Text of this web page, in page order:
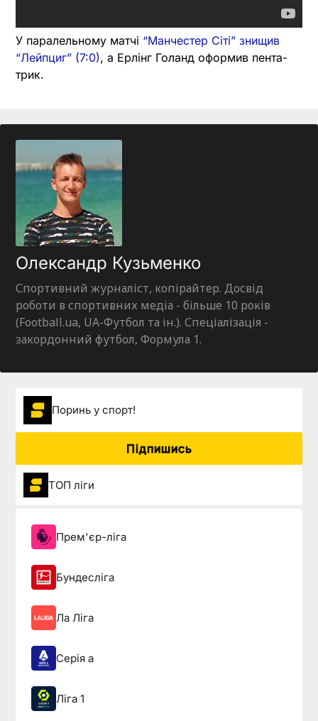
У паралельному матчі “Манчестер Сіті” знищив
“Лейпциг” (7:0), а Ерлінг Голанд оформив пента-
трик.
Олександр Кузьменко
Спортивний журналіст, копірайтер. Досвід
роботи в спортивних медіа - більше 10 років
(Football.ua, UA-Футбол та ін.). Спеціалізація -
закордонний футбол, Формула 1.
Поринь у спорт!
Підпишись
ТОП ліги
Прем'єр-ліга
Бундесліга
Ла Ліга
Серія а
Ліга 1